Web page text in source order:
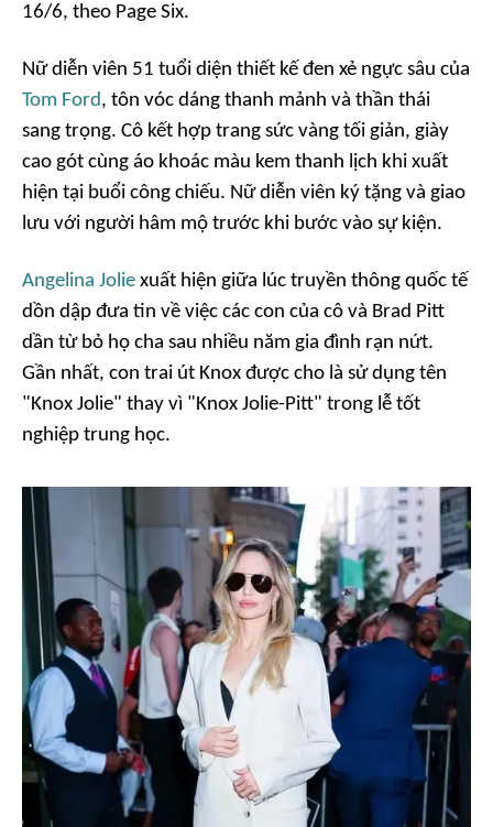
16/6, theo Page Six.
Nữ diễn viên 51 tuổi diện thiết kế đen xẻ ngực sâu của
Tom Ford, tôn vóc dáng thanh mảnh và thần thái
sang trọng. Cô kết hợp trang sức vàng tối giản, giày
cao gót cùng áo khoác màu kem thanh lịch khi xuất
hiện tại buổi công chiếu. Nữ diễn viên ký tặng và giao
lưu với người hâm mộ trước khi bước vào sự kiện.
Angelina Jolie xuất hiện giữa lúc truyền thông quốc tế
dồn dập đưa tin về việc các con của cô và Brad Pitt
dần từ bỏ họ cha sau nhiều năm gia đình rạn nứt.
Gần nhất, con trai út Knox được cho là sử dụng tên
"Knox Jolie" thay vì "Knox Jolie-Pitt" trong lễ tốt
nghiệp trung học.